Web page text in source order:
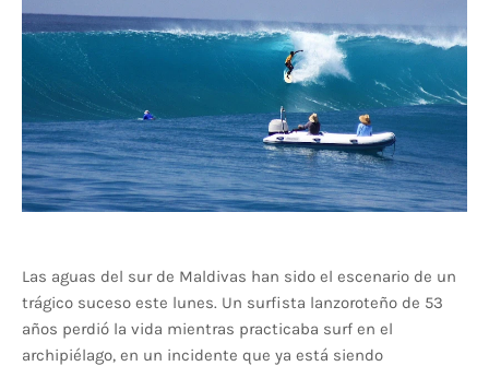
Las aguas del sur de Maldivas han sido el escenario de un
trágico suceso este lunes. Un surfista lanzoroteño de 53
años perdió la vida mientras practicaba surf en el
archipiélago, en un incidente que ya está siendo